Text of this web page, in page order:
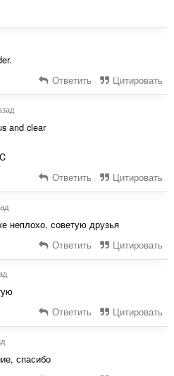
Ответить Цитировать
and clear
Ответить Цитировать
неплохо, советую друзья
Ответить Цитировать
Ответить Цитировать
спасибо